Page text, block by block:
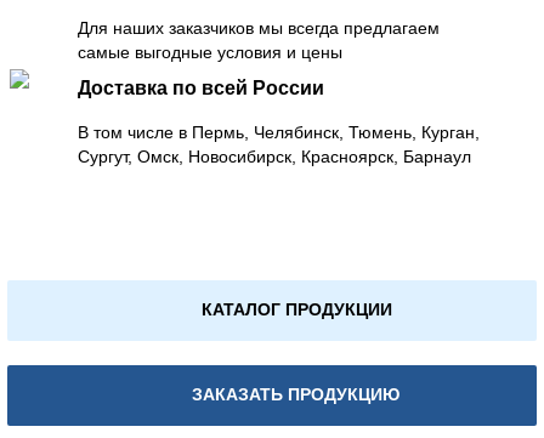
Для наших заказчиков мы всегда предлагаем
самые выгодные условия и цены
Доставка по всей России
В том числе в Пермь, Челябинск, Тюмень, Курган,
Сургут, Омск, Новосибирск, Красноярск, Барнаул
КАТАЛОГ ПРОДУКЦИИ
ЗАКАЗАТЬ ПРОДУКЦИЮ